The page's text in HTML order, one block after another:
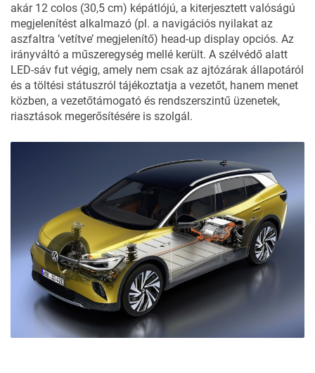
akár 12 colos (30,5 cm) képátlójú, a kiterjesztett valóságú
megjelenítést alkalmazó (pl. a navigációs nyilakat az
aszfaltra ’vetítve’ megjelenítő) head-up display opciós. Az
irányváltó a műszeregység mellé került. A szélvédő alatt
LED-sáv fut végig, amely nem csak az ajtózárak állapotáról
és a töltési státuszról tájékoztatja a vezetőt, hanem menet
közben, a vezetőtámogató és rendszerszintű üzenetek,
riasztások megerősítésére is szolgál.